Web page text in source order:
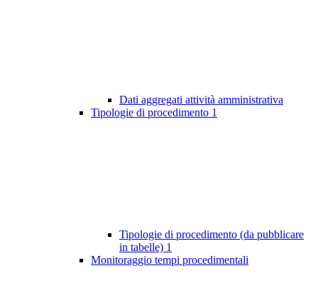
Dati aggregati attività amministrativa
Tipologie di procedimento 1
Tipologie di procedimento (da pubblicare
in tabelle) 1
Monitoraggio tempi procedimentali